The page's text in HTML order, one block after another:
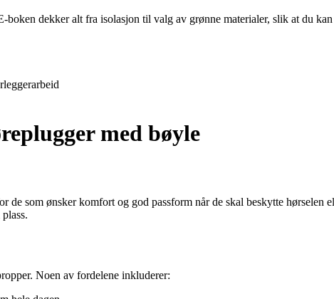
dekker alt fra isolasjon til valg av grønne materialer, slik at du
med bøyle
som ønsker komfort og god passform når de skal beskytte hørselen
Noen av fordelene inkluderer: